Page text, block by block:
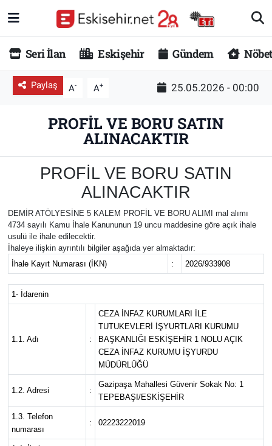
Seri İlan Eskişehir Gündem
Paylaş A- A+ 25.05.2026 - 00:00
PROFİL VE BORU SATIN
ALINACAKTIR
PROFİL VE BORU SATIN
ALINACAKTIR
DEMİR ATÖLYESİNE 5 KALEM PROFİL VE BORU ALIMI mal alımı
4734 sayılı Kamu İhale Kanununun 19 uncu maddesine göre açık ihale
usulü ile ihale edilecektir.
İhaleye ilişkin ayrıntılı bilgiler aşağıda yer almaktadır:
İhale Kayıt Numarası (İKN)
: 2026/933908
1- İdarenin
1.1. Adı :
CEZA İNFAZ KURUMLARI İLE
TUTUKEVLERİ İŞYURTLARI KURUMU
BAŞKANLIĞI ESKİŞEHİR 1 NOLU AÇIK
CEZA İNFAZ KURUMU İŞYURDU
MÜDÜRLÜĞÜ
1.2. Adresi :
Gazipaşa Mahallesi Güvenir Sokak No: 1
TEPEBAŞI/ESKİŞEHİR
1.3. Telefon
numarası
: 02223222019
RESMİ İLANLAR
GÜNDEM
MAGAZİN
TEKNOLOJİ
YEMEK
ESKİŞEHİR NÖBETÇİ ECZANELER
Eskişehir Haber İçerikleri
Eskişehir Hava Durumu
Eskişehir Tramvay Saatleri
Eskişehir Otobüs Saatleri
Eskişehir Nöbetçi Eczaneler
Eskişehir Hava Durumu
Eskişehir Trafik Yoğunluk Haritası
Süper Lig Puan Durumu ve Fikstür
Tüm Manşetler
Son Dakika Haberleri
Haber Arşivi